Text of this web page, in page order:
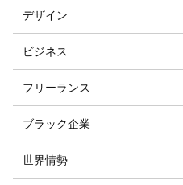
デザイン
ビジネス
フリーランス
ブラック企業
世界情勢